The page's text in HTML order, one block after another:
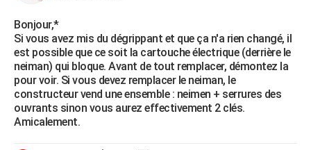
Bonjour,*
Si vous avez mis du dégrippant et que ça n'a rien changé, il
est possible que ce soit la cartouche électrique (derrière le
neiman) qui bloque. Avant de tout remplacer, démontez la
pour voir. Si vous devez remplacer le neiman, le
constructeur vend une ensemble : neimen + serrures des
ouvrants sinon vous aurez effectivement 2 clés.
Amicalement.